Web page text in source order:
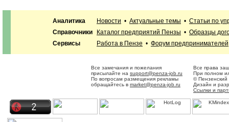
Аналитика Новости • Актуальные темы • Статьи по
Справочники
Каталог предприятий Пензы • Образцы
Сервисы
Работа в Пензе • Форум предпринимателей
Все замечания и пожелания
присылайте на support@penza-job.ru
По вопросам размещения рекламы
обращайтесь в market@penza-job.ru
Все права
При полном
©
Дизайн и
Ссылки и